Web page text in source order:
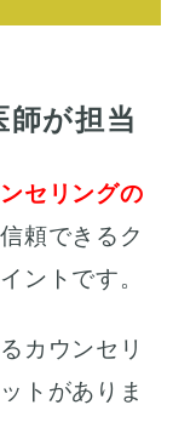
が担当
セリングの
頼できるク
ントです。
カウンセリ
トがありま